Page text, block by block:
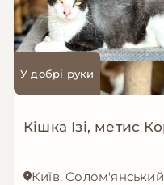
У добрі руки
Київ,